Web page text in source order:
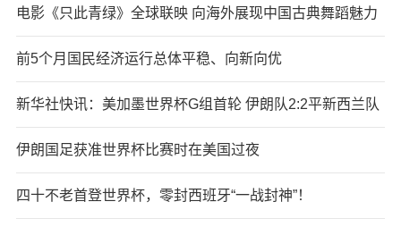
电影《只此青绿》全球联映 向海外展现中国古典舞蹈魅力
前5个月国民经济运行总体平稳、向新向优
新华社快讯：美加墨世界杯G组首轮 伊朗队2:2平新西兰队
伊朗国足获准世界杯比赛时在美国过夜
四十不老首登世界杯，零封西班牙“一战封神”！